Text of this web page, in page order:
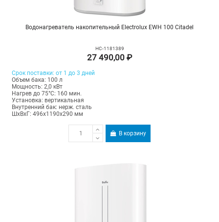
Водонагреватель накопительный Electrolux EWH 100 Citadel
НС-1181389
27 490,00 ₽
Срок поставки: от 1 до 3 дней
Объем бака: 100 л
Мощность: 2,0 кВт
Нагрев до 75°С: 160 мин.
Установка: вертикальная
Внутренний бак: нерж. сталь
ШхВхГ: 496х1190х290 мм
В корзину